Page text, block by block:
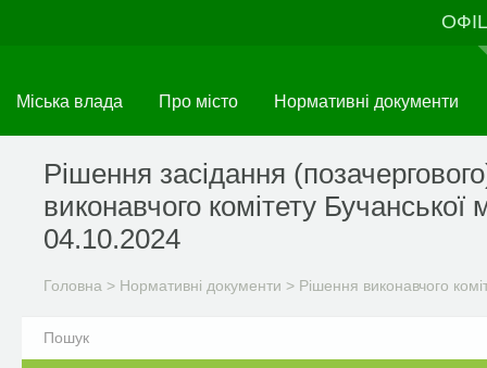
Міська влада Про місто Нормативні документи
Рішення засідання
виконавчого комітету Бучанської
04.10.2024
Головна > Нормативні документи > Рішення виконавчого